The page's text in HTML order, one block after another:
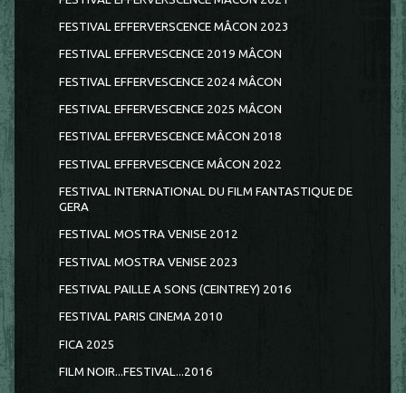
FESTIVAL EFFERVERSCENCE MÂCON 2023
FESTIVAL EFFERVESCENCE 2019 MÂCON
FESTIVAL EFFERVESCENCE 2024 MÂCON
FESTIVAL EFFERVESCENCE 2025 MÂCON
FESTIVAL EFFERVESCENCE MÂCON 2018
FESTIVAL EFFERVESCENCE MÂCON 2022
FESTIVAL INTERNATIONAL DU FILM FANTASTIQUE DE
GERA
FESTIVAL MOSTRA VENISE 2012
FESTIVAL MOSTRA VENISE 2023
FESTIVAL PAILLE A SONS (CEINTREY) 2016
FESTIVAL PARIS CINEMA 2010
FICA 2025
FILM NOIR...FESTIVAL...2016